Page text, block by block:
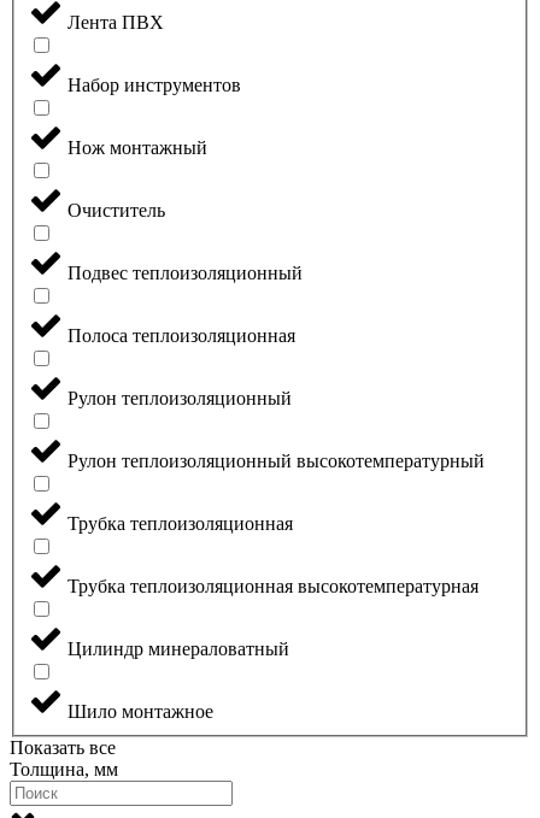
Лента ПВХ
Набор инструментов
Нож монтажный
Очиститель
Подвес теплоизоляционный
Полоса теплоизоляционная
Рулон теплоизоляционный
Рулон теплоизоляционный высокотемпературный
Трубка теплоизоляционная
Трубка теплоизоляционная высокотемпературная
Цилиндр минераловатный
Шило монтажное
Показать все
Толщина, мм